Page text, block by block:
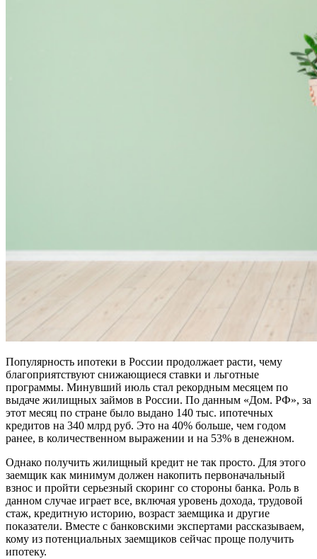
Популярность ипотеки в России продолжает расти, чему
благоприятствуют снижающиеся ставки и льготные
программы. Минувший июль стал рекордным месяцем по
выдаче жилищных займов в России. По данным «Дом. РФ», за
этот месяц по стране было выдано 140 тыс. ипотечных
кредитов на 340 млрд руб. Это на 40% больше, чем годом
ранее, в количественном выражении и на 53% в денежном.
Однако получить жилищный кредит не так просто. Для этого
заемщик как минимум должен накопить первоначальный
взнос и пройти серьезный скоринг со стороны банка. Роль в
данном случае играет все, включая уровень дохода, трудовой
стаж, кредитную историю, возраст заемщика и другие
показатели. Вместе с банковскими экспертами рассказываем,
кому из потенциальных заемщиков сейчас проще получить
ипотеку.